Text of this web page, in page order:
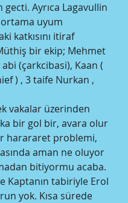
Ayrıca Lagavullin
uyum
katkısını itiraf
bir ekip; Mehmet
(çarkcibasi), Kaan (
) , 3 taife Nurkan ,
vakalar üzerinden
bir gol bir, avara olur
harararet problemi,
aman ne oluyor
bitiyormu acaba.
Kaptanın tabiriyle Erol
yok. Kısa sürede